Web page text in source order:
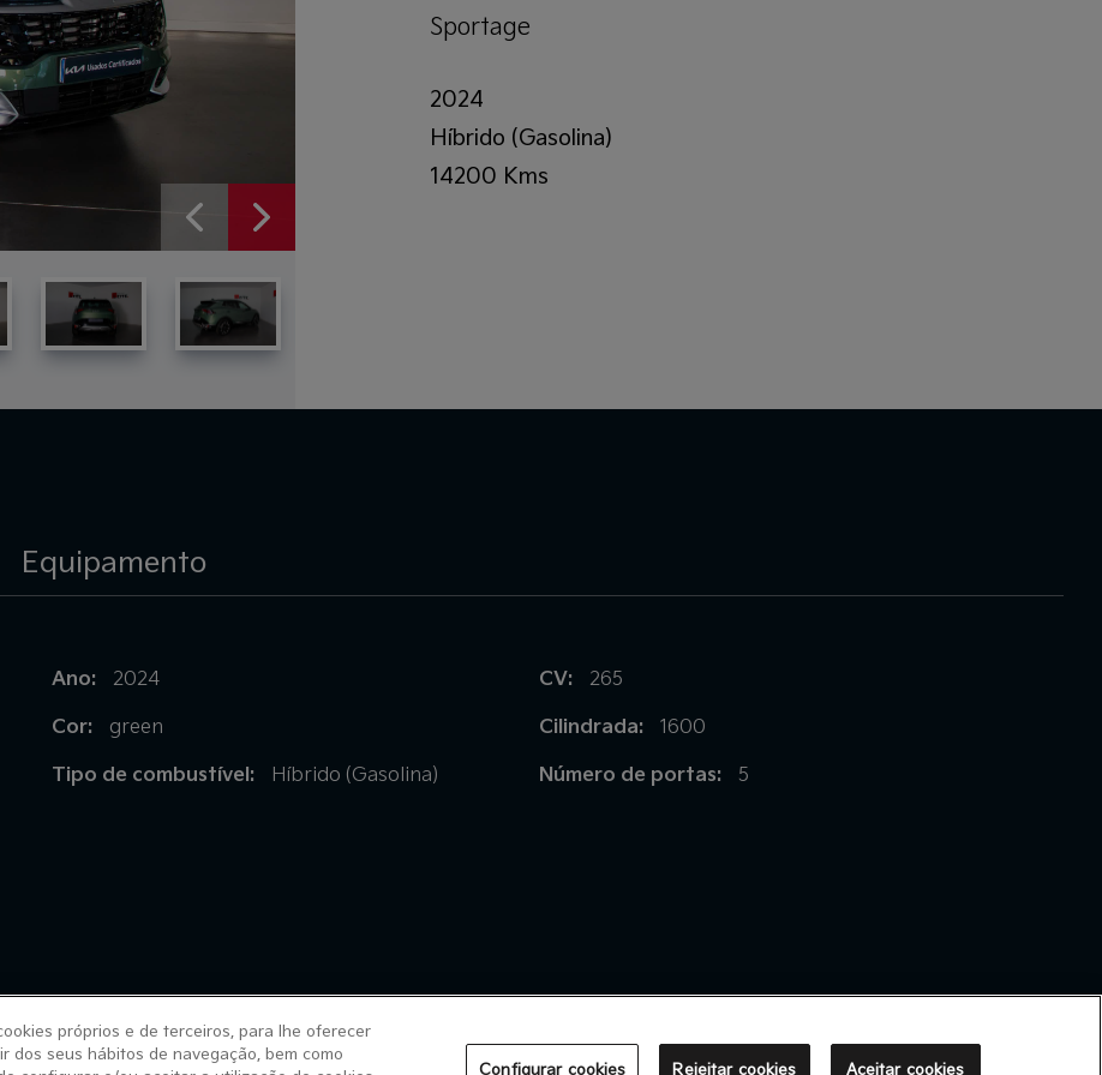
Sportage
2024
Híbrido (Gasolina)
14200 Kms
Equipamento
Ano: 2024
Cor: green
Tipo de combustível: Híbrido (Gasolina)
CV: 265
Cilindrada: 1600
Número de portas: 5
próprios e de terceiros, para lhe oferecer
dos seus hábitos de navegação, bem como
Configurar cookies Rejeitar cookies Aceitar cookies